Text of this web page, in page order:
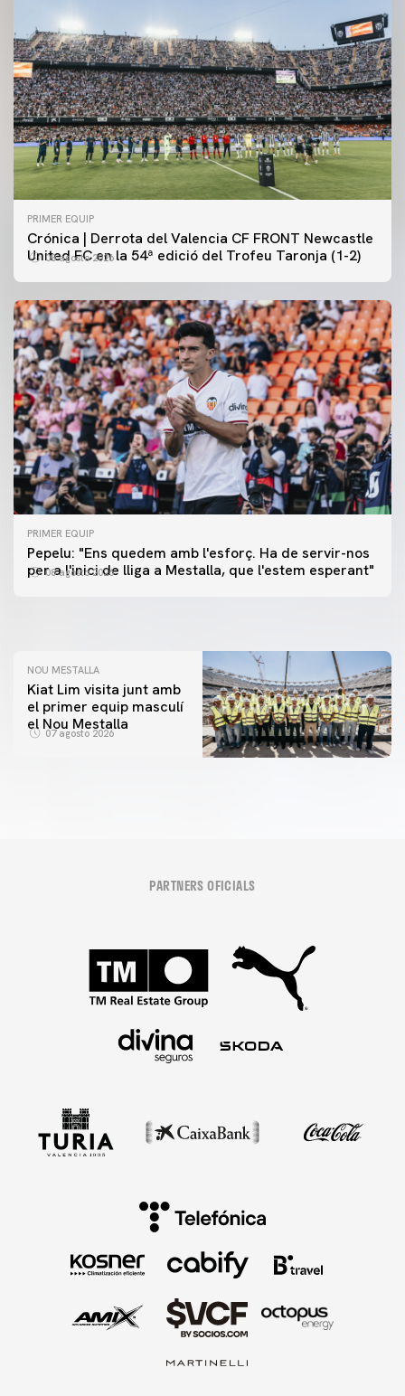
PRIMER EQUIP
Crónica | Derrota del Valencia CF FRONT Newcastle
United FC en la 54ª edició del Trofeu Taronja (1-2)
08 agosto 2026
PRIMER EQUIP
Pepelu: "Ens quedem amb l'esforç. Ha de servir-nos
per a l'inici de lliga a Mestalla, que l'estem esperant"
08 agosto 2026
PRIMER EQUIP
📸 #ValenciaNUFC
PRIMER EQUIP
MESTALLA 📍
NOU MESTALLA
Kiat Lim visita junt amb
el primer equip masculí
el Nou Mestalla
07 agosto 2026
PARTNERS OFICIALS